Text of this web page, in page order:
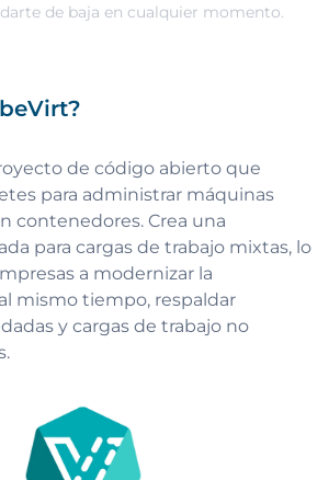
de baja en cualquier momento.
de código abierto que
para administrar máquinas
contenedores. Crea una
para cargas de trabajo mixtas, lo
a modernizar la
mismo tiempo, respaldar
y cargas de trabajo no